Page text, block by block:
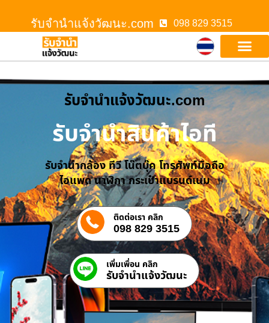
รับจํานําแจ้งวัฒนะ.com 098 829 3515
รับจํานําแจ้งวัฒนะ.com
รับจำนำสินค้าไอที
รับจำนำกล้อง ทีวี โน๊ตบุ๊ค โทรศัพท์มือถือ
ไอแพด นาฬิกา กระเป๋าแบรนด์เนม
ติดต่อเรา คลิก
098 829 3515
เพิ่มเพื่อน คลิก
รับจํานําแจ้งวัฒนะ